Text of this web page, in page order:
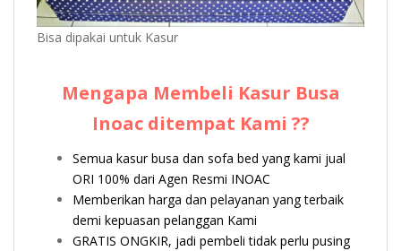
Bisa dipakai untuk Kasur
Mengapa Membeli Kasur Busa
Inoac ditempat Kami ??
Semua kasur busa dan sofa bed yang kami jual
ORI 100% dari Agen Resmi INOAC
Memberikan harga dan pelayanan yang terbaik
demi kepuasan pelanggan Kami
GRATIS ONGKIR, jadi pembeli tidak perlu pusing